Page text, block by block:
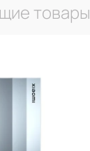
товары